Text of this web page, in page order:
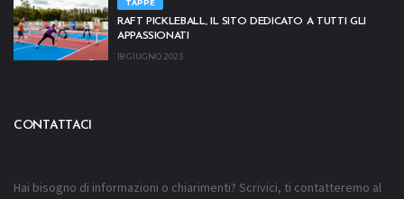
TAPPE
RAFT PICKLEBALL, IL SITO DEDICATO A TUTTI GLI
APPASSIONATI
18 GIUGNO 2023
CONTATTACI
Hai bisogno di informazioni o chiarimenti? Scrivici, ti contatteremo al